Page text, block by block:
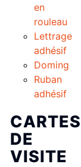
en
rouleau
Lettrage
adhésif
Doming
Ruban
adhésif
CARTES
DE
VISITE